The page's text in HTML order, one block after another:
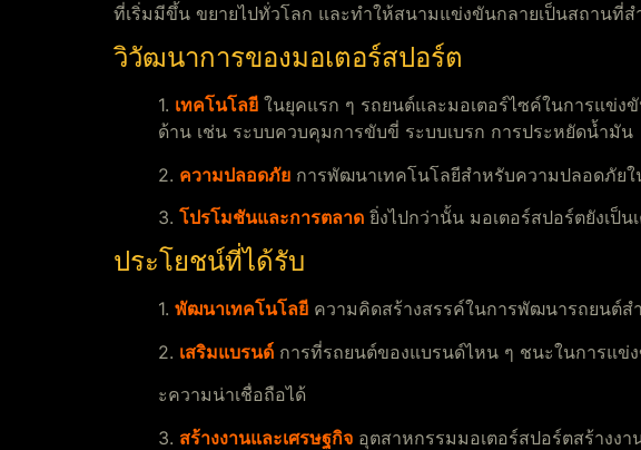
ที่เริ่มมีขึ้น ขยายไปทั่วโลก และทำให้สนามแข่งขันกลายเป็นสถานที่
วิวัฒนาการของมอเตอร์สปอร์ต
1. เทคโนโลยี ในยุคแรก ๆ รถยนต์และมอเตอร์ไซค์ในการแข่ง
ด้าน เช่น ระบบควบคุมการขับขี่ ระบบเบรก การประหยัดน้ำมัน
2. ความปลอดภัย การพัฒนาเทคโนโลยีสำหรับความปลอดภัย
3. โปรโมชันและการตลาด ยิ่งไปกว่านั้น มอเตอร์สปอร์ตยังเป็
ประโยชน์ที่ได้รับ
1. พัฒนาเทคโนโลยี ความคิดสร้างสรรค์ในการพัฒนารถยนต์ส
2. เสริมแบรนด์ การที่รถยนต์ของแบรนด์ไหน ๆ ชนะในการแข่
ะความน่าเชื่อถือได้
3. สร้างงานและเศรษฐกิจ อุตสาหกรรมมอเตอร์สปอร์ตสร้างง